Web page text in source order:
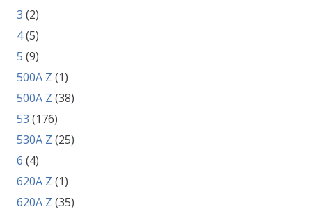
3 (2)
4(5)
5 (9)
500A Z (1)
500A Z (38)
53 (176)
530A Z (25)
6 (4)
620A Z (1)
620A Z (35)